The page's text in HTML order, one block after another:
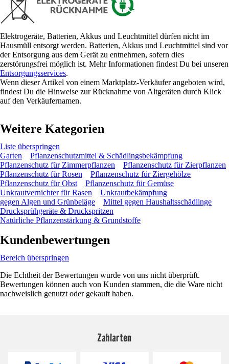
Elektrogeräte, Batterien, Akkus und Leuchtmittel dürfen nicht im
Hausmüll entsorgt werden. Batterien, Akkus und Leuchtmittel sind vor
der Entsorgung aus dem Gerät zu entnehmen, sofern dies
zerstörungsfrei möglich ist. Mehr Informationen findest Du bei unseren
Entsorgungsservices.
Wenn dieser Artikel von einem Marktplatz-Verkäufer angeboten wird,
findest Du die Hinweise zur Rücknahme von Altgeräten durch Klick
auf den Verkäufernamen.
Weitere Kategorien
Liste überspringen
Garten
Pflanzenschutzmittel & Schädlingsbekämpfung
Pflanzenschutz für Zimmerpflanzen
Pflanzenschutz für Zierpflanzen
Pflanzenschutz für Rosen
Pflanzenschutz für Ziergehölze
Pflanzenschutz für Obst
Pflanzenschutz für Gemüse
Unkrautvernichter für Rasen
Unkrautbekämpfung
gegen Algen und Grünbeläge
Mittel gegen Haushaltsschädlinge
Drucksprühgeräte & Druckspritzen
Natürliche Pflanzenstärkung & Grundstoffe
Kundenbewertungen
Bereich überspringen
Die Echtheit der Bewertungen wurde von uns nicht überprüft.
Bewertungen können auch von Kunden stammen, die die Ware nicht
nachweislich genutzt oder gekauft haben.
Zahlarten